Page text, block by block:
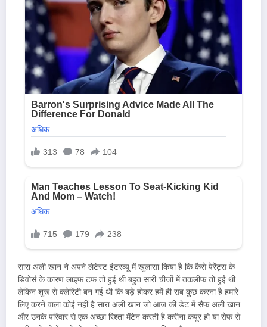
सारा अली खान ने अपने लेटेस्ट इंटरव्यू में खुलासा किया है कि कैसे पेरेंट्स के
डिवोर्स के कारण लाइफ टफ तो हुई थी बहुत सारी चीजों में तकलीफ तो हुई थी
लेकिन शुरू से क्लेरिटी बन गई थी कि बड़े होकर हमें ही सब कुछ करना है हमारे
लिए करने वाला कोई नहीं है सारा अली खान जो आज की डेट में सैफ अली खान
और उनके परिवार से एक अच्छा रिश्ता मेंटेन करती है करीना कपूर हो या सेफ से